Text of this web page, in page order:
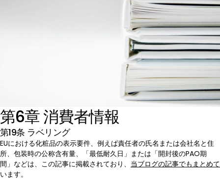
第6章 消費者情報
第19条 ラベリング
EUにおける化粧品の表示要件、例えば責任者の氏名または会社名と住
所、包装時の公称含有量、「最低耐久日」または「開封後のPAO期
間」などは、この記事に掲載されており、 当ブログの記事でもまとめて
います。